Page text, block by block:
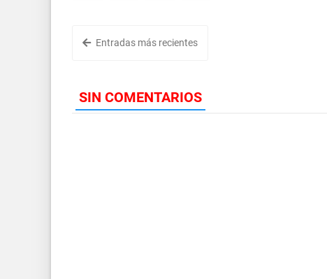
Entradas más recientes
SIN COMENTARIOS